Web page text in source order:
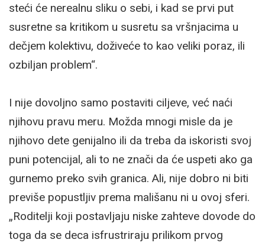
steći će nerealnu sliku o sebi, i kad se prvi put
susretne sa kritikom u susretu sa vršnjacima u
dečjem kolektivu, doživeće to kao veliki poraz, ili
ozbiljan problem“.
I nije dovoljno samo postaviti ciljeve, već naći
njihovu pravu meru. Možda mnogi misle da je
njihovo dete genijalno ili da treba da iskoristi svoj
puni potencijal, ali to ne znači da će uspeti ako ga
gurnemo preko svih granica. Ali, nije dobro ni biti
previše popustljiv prema mališanu ni u ovoj sferi.
„Roditelji koji postavljaju niske zahteve dovode do
toga da se deca isfrustriraju prilikom prvog